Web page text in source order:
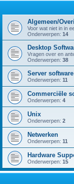
Algemeen/
Voor wat niet in in
Onderwerpen: 14
Desktop
Vragen over en
Onderwerpen: 38
Server software
Onderwerpen: 11
Commerciële
Onderwerpen: 4
Unix
Onderwerpen: 2
Netwerken
Onderwerpen: 11
Hardware
Onderwerpen: 15